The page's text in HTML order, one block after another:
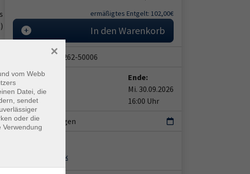
ermäßigtes Entgelt: 102,00€
In den Warenkorb
Kursnummer: 262-50006
Start:
Mo. 28.09.2026
09:00 Uhr
Ende:
Mi. 30.09.2026
16:00 Uhr
3 Veranstaltungen
Christian Streck
vom Webb
Datei, die
sendet
oder die
Verwendung
×